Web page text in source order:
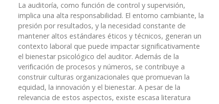
La auditoría, como función de control y supervisión,
implica una alta responsabilidad. El entorno cambiante, la
presión por resultados, y la necesidad constante de
mantener altos estándares éticos y técnicos, generan un
contexto laboral que puede impactar significativamente
el bienestar psicológico del auditor. Además de la
verificación de procesos y números, se contribuye a
construir culturas organizacionales que promuevan la
equidad, la innovación y el bienestar. A pesar de la
relevancia de estos aspectos, existe escasa literatura